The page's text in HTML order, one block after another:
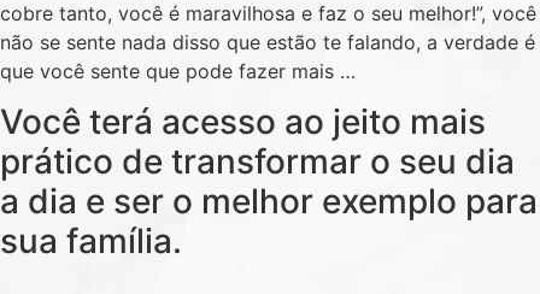
cobre tanto, você é maravilhosa e faz o seu melhor!”, você
não se sente nada disso que estão te falando, a verdade é
que você sente que pode fazer mais …
Você terá acesso ao jeito mais
prático de transformar o seu dia
a dia e ser o melhor exemplo para
sua família.